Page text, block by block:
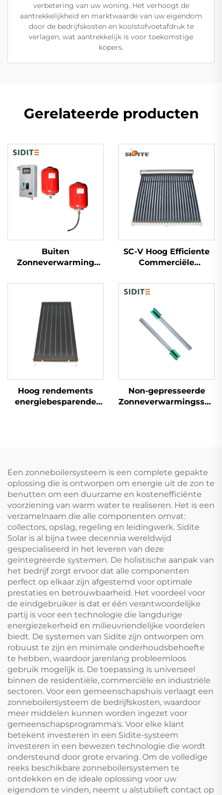
verbetering van uw woning. Het verhoogt de
aantrekkelijkheid en marktwaarde van uw eigendom
door de bedrijfskosten en koolstofvoetafdruk te
verlagen, wat aantrekkelijk is voor toekomstige
kopers.
Gerelateerde producten
Buiten
Zonneverwarming
Uitbreiding Reservoir
Capaciteit Calculator
voor Dubbele Warmte-
Uitwisselaar Systemen
Plastic
SC-V Hoog Efficiente
Commerciële
Vacuümbuizen
Zonnecollector Buiten
Staand Onbewaakt
Niet-Onderdrukt
Natuurlijk
Hoog rendements
energiebesparende
hotels en outdoor
Non-gepresseerde
Een zonneboilersysteem is een complete gepakte
oplossing die is ontworpen om energie uit de zon te
benutten om een duurzame en kostenefficiënte
voorziening van warm water te realiseren. Het is een
verzamelnaam die alle componenten omvat:
collectors, opslag, regeling en leidingwerk. Sidite
Solar is al bijna twee decennia wereldwijd
gespecialiseerd in het leveren van deze
geïntegreerde systemen. De holistische aanpak van
het bedrijf zorgt ervoor dat alle componenten
perfect op elkaar zijn afgestemd voor optimale
prestaties en betrouwbaarheid. Het voordeel voor
de eindgebruiker is dat er één verantwoordelijke
partij is voor een technologie die langdurige
energiezekerheid en milieuvriendelijke voordelen
biedt. De systemen van Sidite zijn ontworpen om
robuust te zijn en minimale onderhoudsbehoefte
te hebben, waardoor jarenlang probleemloos
gebruik mogelijk is. De toepassing is universeel
binnen de residentiële, commerciële en industriële
sectoren. Voor een gemeenschapshuis verlaagt een
zonneboilersysteem de bedrijfskosten, waardoor
meer middelen kunnen worden ingezet voor
gemeenschapsprogramma's. Voor elke klant
betekent investeren in een Sidite-systeem
investeren in een bewezen technologie die wordt
ondersteund door grote ervaring. Om de volledige
reeks beschikbare zonneboilersystemen te
ontdekken en de ideale oplossing voor uw
eigendom te vinden, neemt u alstublieft contact op